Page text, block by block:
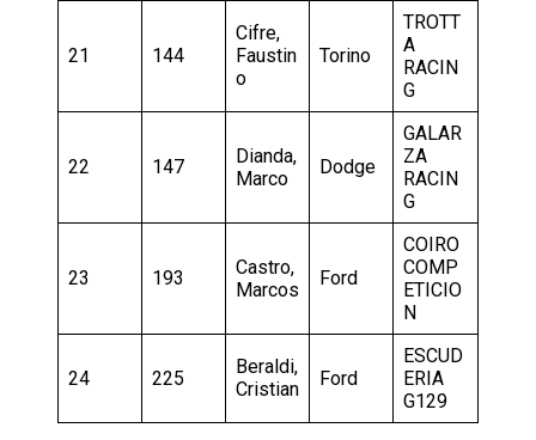
21 144
Cifre,
Faustin
o
Torino
TROTT
A
RACIN
G
22 147
Dianda,
Marco
Dodge
GALAR
ZA
RACIN
G
23 193
Castro,
Marcos
Ford
COIRO
COMP
ETICIO
N
24 225
Beraldi,
Cristian
Ford
ESCUD
ERIA
G129